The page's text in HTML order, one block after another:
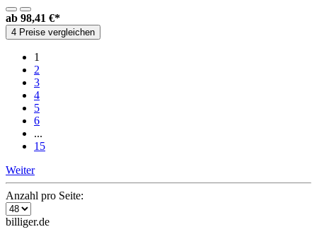
ab 98,41 €*
4 Preise vergleichen
1
2
3
4
5
6
...
15
Weiter
Anzahl pro Seite:
billiger.de